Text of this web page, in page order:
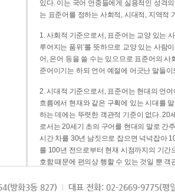
있다. 이는 국어 언중들에게 실용적인 성격
는 표준어를 정하는 사회적, 시대적, 지역적
1. 사회적 기준으로서, 표준어는 교양 있는
루어지는 품위’를 뜻하므로 교양 있는 사람
어, 은어 등을 쓸 수는 있으므로 표준어의
준어이기는 하되 언어 예절에 어긋난 말들
2. 시대적 기준으로서, 표준어는 현대의 언
흐름에서 현재와 같은 구획에 있는 시대를
하는 데에는 뚜렷한 객관적 기준이 없다. 20
로서는 20세기 초의 구어를 현대의 말로 간
시간 차를 30년 남짓으로 잡으면 넉넉잡아
를 100년 전으로부터 현재 시점까지의 기간
호함 때문에 편의상 행할 수 있는 것일 뿐 객
3. 지역적 기준으로서, 표준어는 서울말이
방화3동 827) 대표 전화: 02-2669-9775(평